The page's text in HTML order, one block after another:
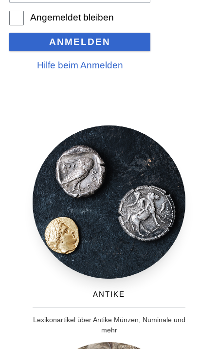
Angemeldet bleiben
ANMELDEN
Hilfe beim Anmelden
Antike
Lexikonartikel über Antike Münzen, Numinale und
mehr